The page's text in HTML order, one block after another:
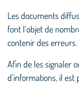
Les documents
font l’objet de
contenir des erreurs.
Afin de les signaler
d’informations, il